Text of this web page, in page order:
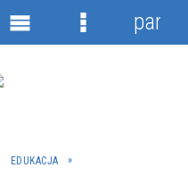
EDUKACJA
Menu
Menu
panel